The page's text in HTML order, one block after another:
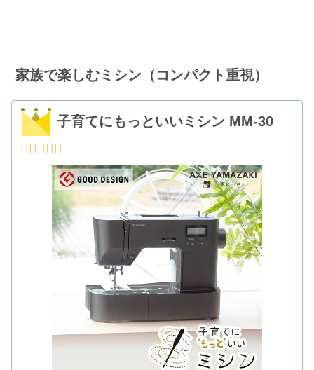
家族で楽しむミシン（コンパクト重視）
子育てにもっといいミシン MM-30